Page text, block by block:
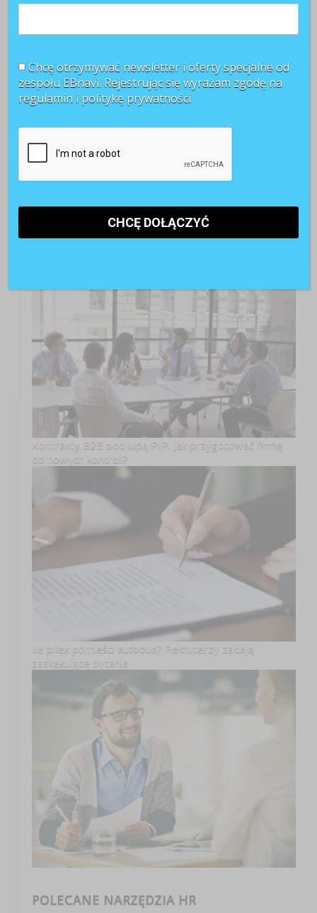
TOP 3 miesiąca
Kontrakty B2B pod lupą PIP. Jak przygotować firmę
do nowych kontroli?
Ile piłek pomieści autobus? Rekruterzy zadają
zaskakujące pytania
POLECANE NARZĘDZIA HR
Chcę otrzymywać newsletter i oferty specjalne od
zespołu EBnavi. Rejestrując się wyrażam zgodę na
regulamin i politykę prywatności